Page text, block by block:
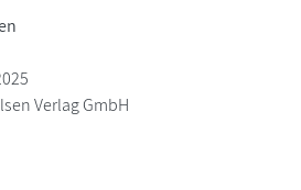
Verlag GmbH